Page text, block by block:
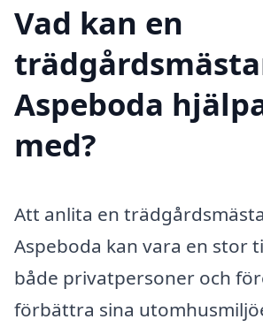
Vad kan en
Aspeboda
med?
Att anlita en
Aspeboda kan vara en stor
både privatpersoner och
förbättra sina